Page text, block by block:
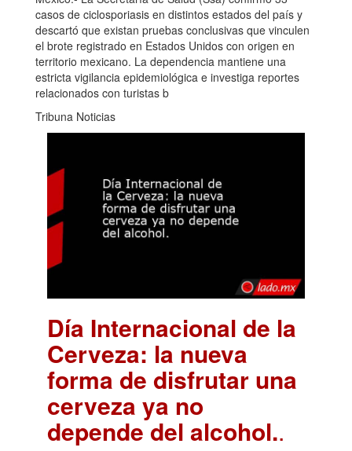
casos de ciclosporiasis en distintos estados del país y
descartó que existan pruebas conclusivas que vinculen
el brote registrado en Estados Unidos con origen en
territorio mexicano. La dependencia mantiene una
estricta vigilancia epidemiológica e investiga reportes
relacionados con turistas b
Tribuna Noticias
Día Internacional de la
Cerveza: la nueva
forma de disfrutar una
cerveza ya no
depende del alcohol..